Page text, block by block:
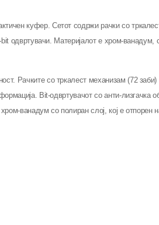
куфер. Сетот содржи рачки со
одвртувачи. Материјалот е хром-ванадум,
Рачките со тркалест механизам (72
Bit-одвртувачот со анти-
ванадум со полиран слој, кој е